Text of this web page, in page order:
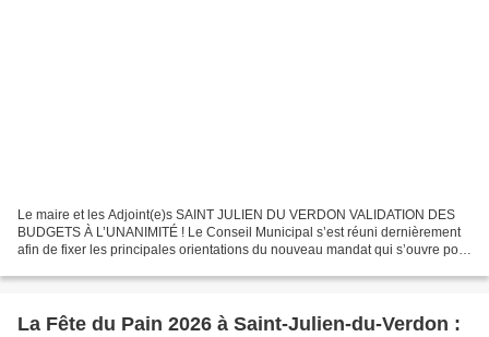
Le maire et les Adjoint(e)s SAINT JULIEN DU VERDON VALIDATION DES
BUDGETS À L’UNANIMITÉ ! Le Conseil Municipal s’est réuni dernièrement
afin de fixer les principales orientations du nouveau mandat qui s’ouvre pour
La Fête du Pain 2026 à Saint-Julien-du-Verdon :